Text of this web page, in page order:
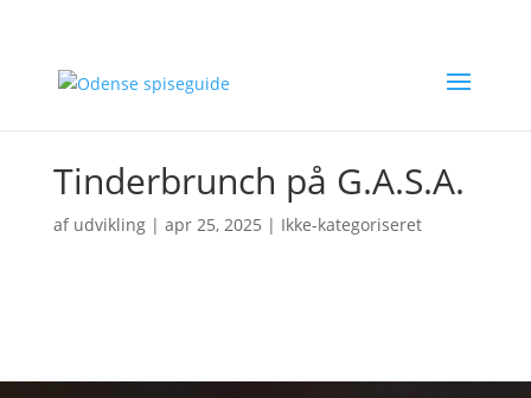
Tinderbrunch på G.A.S.A.
af udvikling| apr 25, 2025 | Ikke-kategoriseret